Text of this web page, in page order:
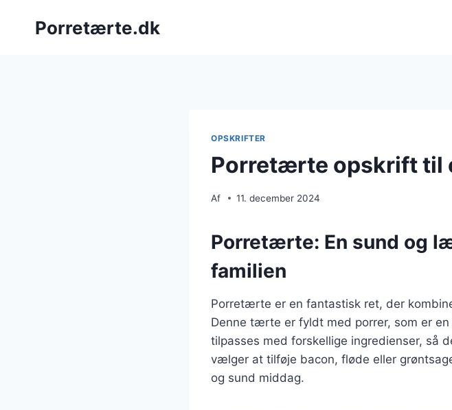
Porretærte.dk
OPSKRIFTER
Porretærte opskrift til
Af 11. december 2024
Porretærte: En sund og
familien
Porretærte er en fantastisk ret, der
Denne tærte er fyldt med porrer, som er
tilpasses med forskellige ingredienser, så
vælger at tilføje bacon, fløde eller
og sund middag.